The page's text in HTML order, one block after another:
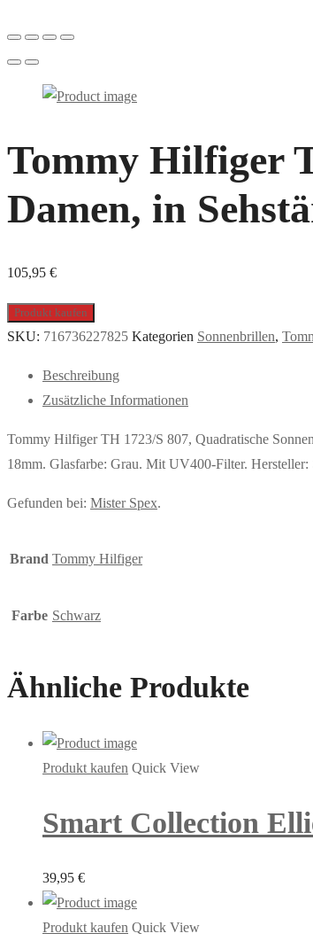
Tommy Hilfiger
Damen, in
105,95 €
Produkt kaufen
SKU: 716736227825 Kategorien Sonnenbrillen,
Beschreibung
Zusätzliche Informationen
Tommy Hilfiger TH 1723/S 807, Quadratische
18mm. Glasfarbe: Grau. Mit UV400-Filter.
Gefunden bei: Mister Spex.
Brand Tommy Hilfiger
Farbe Schwarz
Ähnliche Produkte
Produkt kaufen Quick View
Smart Collection
39,95 €
Produkt kaufen Quick View